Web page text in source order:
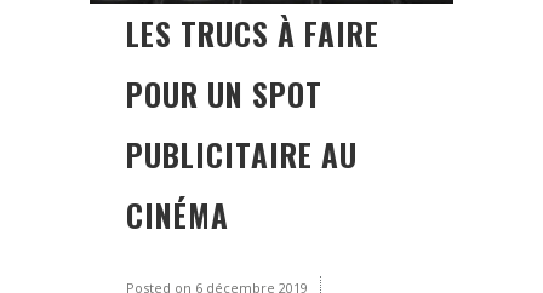
LES TRUCS À FAIRE
POUR UN SPOT
PUBLICITAIRE AU
CINÉMA
Posted on 6 décembre 2019